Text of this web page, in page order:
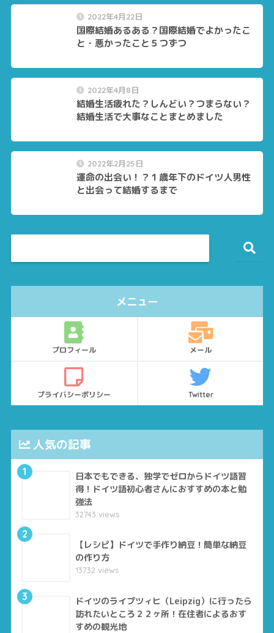
2022年4月22日
国際結婚あるある？国際結婚でよかったこ
と・悪かったこと５つずつ
2022年4月8日
結婚生活疲れた？しんどい？つまらない？
結婚生活で大事なことまとめました
2022年2月25日
運命の出会い！？１歳年下のドイツ人男性
と出会って結婚するまで
メニュー
プロフィール メール
プライバシーポリシー Twitter
人気の記事
1
日本でもできる、独学でゼロからドイツ語習
得！ドイツ語初心者さんにおすすめの本と勉
強法
32743 views
2
【レシピ】ドイツで手作り納豆！簡単な納豆
の作り方
13732 views
3
ドイツのライプツィヒ（Leipzig）に行ったら
訪れたいところ２２ヶ所！在住者によるおす
すめの観光地